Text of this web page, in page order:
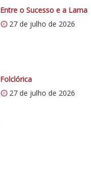
Entre o Sucesso e a Lama
27 de julho de 2026
Folclórica
27 de julho de 2026